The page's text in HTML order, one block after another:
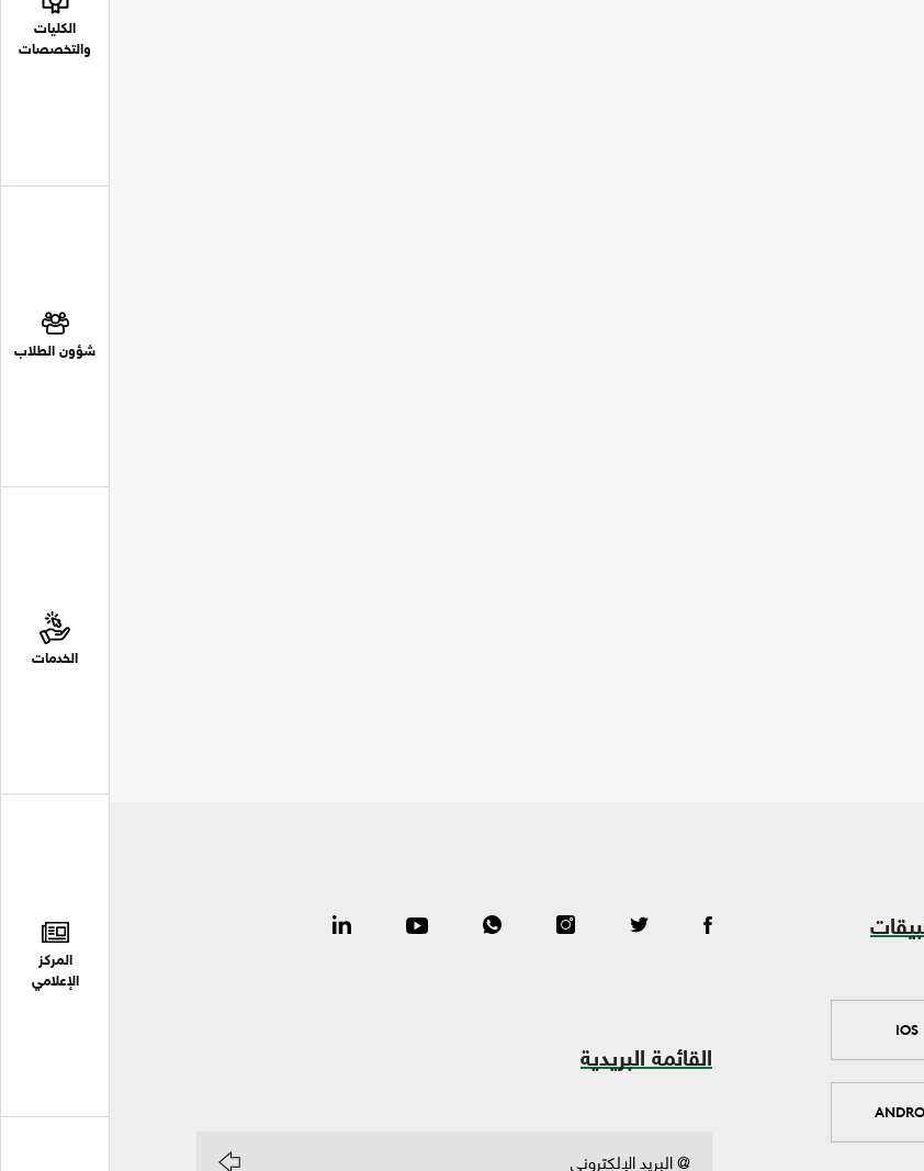
الكليات
والتخصصات
شؤون الطلاب
الخدمات
المركز
الإعلامي
IOS
القائمة البريدية